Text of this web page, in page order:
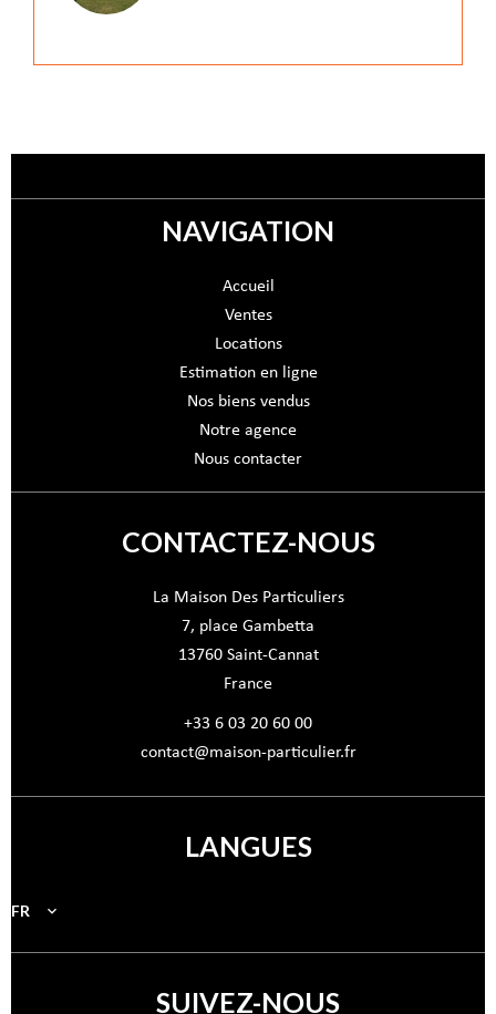
NAVIGATION
Accueil
Ventes
Locations
Estimation en ligne
Nos biens vendus
Notre agence
Nous contacter
CONTACTEZ-NOUS
La Maison Des Particuliers
7, place Gambetta
13760Saint-Cannat
France
+33 6 03 20 60 00
contact@maison-particulier.fr
LANGUES
FR
SUIVEZ-NOUS